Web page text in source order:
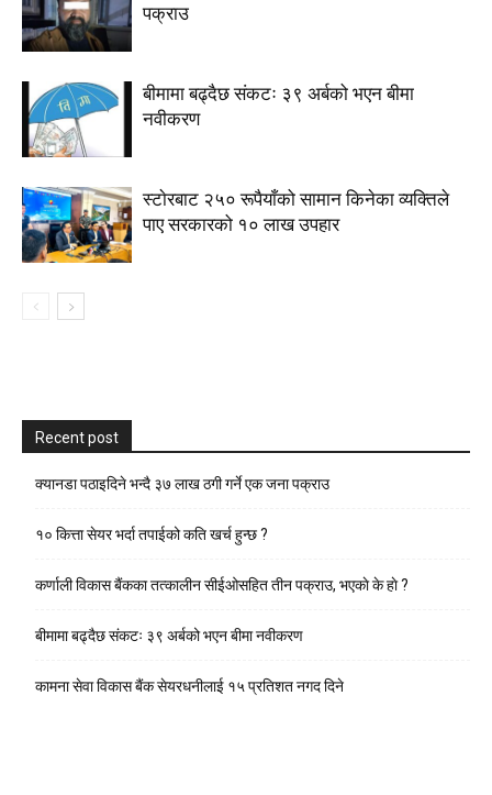
पक्राउ
बीमामा बढ्दैछ संकटः ३९ अर्बको भएन बीमा
नवीकरण
स्टाेरबाट २५० रूपैयाँको सामान किनेका व्यक्तिले
पाए सरकारको १० लाख उपहार
Recent post
क्यानडा पठाइदिने भन्दै ३७ लाख ठगी गर्ने एक जना पक्राउ
१० कित्ता सेयर भर्दा तपाईको कति खर्च हुन्छ ?
कर्णाली विकास बैंकका तत्कालीन सीईओसहित तीन पक्राउ, भएकाे के हाे ?
बीमामा बढ्दैछ संकटः ३९ अर्बको भएन बीमा नवीकरण
कामना सेवा विकास बैंक सेयरधनीलाई १५ प्रतिशत नगद दिने